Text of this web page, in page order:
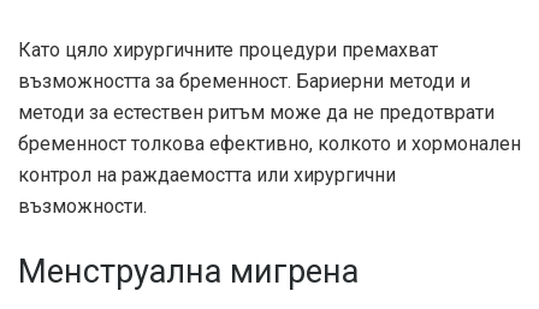
Като цяло хирургичните процедури премахват
възможността за бременност. Бариерни методи и
методи за естествен ритъм може да не предотврати
бременност толкова ефективно, колкото и хормонален
контрол на раждаемостта или хирургични
възможности.
Менструална мигрена